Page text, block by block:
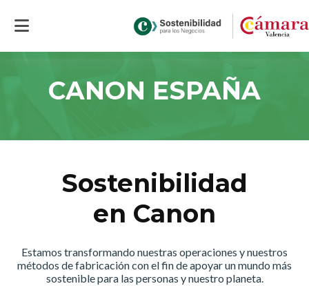
CANON ESPAÑA
Sostenibilidad
en Canon
Estamos transformando nuestras operaciones y nuestros
métodos de fabricación con el fin de apoyar un mundo más
sostenible para las personas y nuestro planeta.